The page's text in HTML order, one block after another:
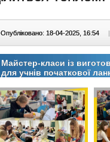
Опубліковано: 18-04-2025, 16:54 |
Майстер-класи із
для учнів початкової